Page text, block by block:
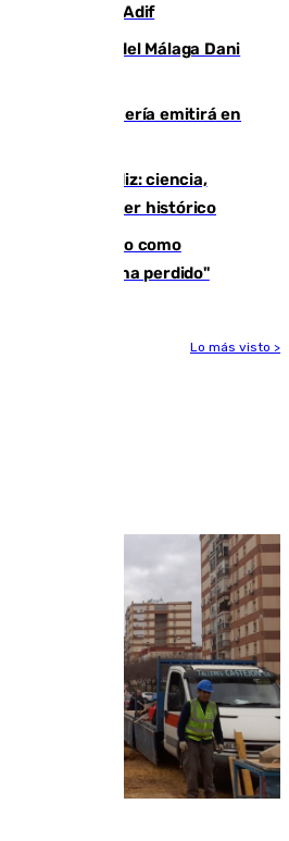
de Adif
del jugador del Málaga Dani
Alto de Almería emitirá en
arranca en Cádiz: ciencia,
un atardecer histórico
de Infantino como
confianza se ha perdido"
Lo más visto >